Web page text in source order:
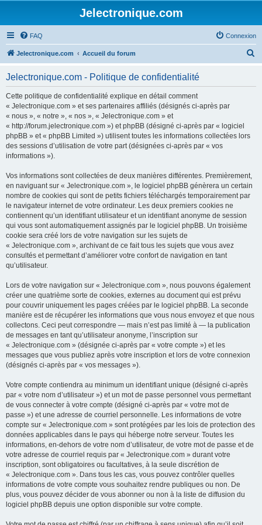
Jelectronique.com
FAQ Connexion
Jelectronique.com Accueil du forum
Jelectronique.com - Politique de confidentialité
Cette politique de confidentialité explique en détail comment
« Jelectronique.com » et ses partenaires affiliés (désignés ci-après par
« nous », « notre », « nos », « Jelectronique.com » et
« http://forum.jelectronique.com ») et phpBB (désigné ci-après par « logiciel
phpBB » et « phpBB Limited ») utilisent toutes les informations collectées lors
des sessions d’utilisation de votre part (désignées ci-après par « vos
informations »).
Vos informations sont collectées de deux manières différentes. Premièrement,
en naviguant sur « Jelectronique.com », le logiciel phpBB génèrera un certain
nombre de cookies qui sont de petits fichiers téléchargés temporairement par
le navigateur internet de votre ordinateur. Les deux premiers cookies ne
contiennent qu’un identifiant utilisateur et un identifiant anonyme de session
qui vous sont automatiquement assignés par le logiciel phpBB. Un troisième
cookie sera créé lors de votre navigation sur les sujets de
« Jelectronique.com », archivant de ce fait tous les sujets que vous avez
consultés et permettant d’améliorer votre confort de navigation en tant
qu’utilisateur.
Lors de votre navigation sur « Jelectronique.com », nous pouvons également
créer une quatrième sorte de cookies, externes au document qui est prévu
pour couvrir uniquement les pages créées par le logiciel phpBB. La seconde
manière est de récupérer les informations que vous nous envoyez et que nous
collectons. Ceci peut correspondre — mais n’est pas limité à — la publication
de messages en tant qu’utilisateur anonyme, l’inscription sur
« Jelectronique.com » (désignée ci-après par « votre compte ») et les
messages que vous publiez après votre inscription et lors de votre connexion
(désignés ci-après par « vos messages »).
Votre compte contiendra au minimum un identifiant unique (désigné ci-après
par « votre nom d’utilisateur ») et un mot de passe personnel vous permettant
de vous connecter à votre compte (désigné ci-après par « votre mot de
passe ») et une adresse de courriel personnelle. Les informations de votre
compte sur « Jelectronique.com » sont protégées par les lois de protection des
données applicables dans le pays qui héberge notre serveur. Toutes les
informations, en-dehors de votre nom d’utilisateur, de votre mot de passe et de
votre adresse de courriel requis par « Jelectronique.com » durant votre
inscription, sont obligatoires ou facultatives, à la seule discrétion de
« Jelectronique.com ». Dans tous les cas, vous pouvez contrôler quelles
informations de votre compte vous souhaitez rendre publiques ou non. De
plus, vous pouvez décider de vous abonner ou non à la liste de diffusion du
logiciel phpBB depuis une option disponible sur votre compte.